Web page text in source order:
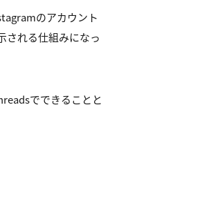
のアカウント
される仕組みになっ
でできることと